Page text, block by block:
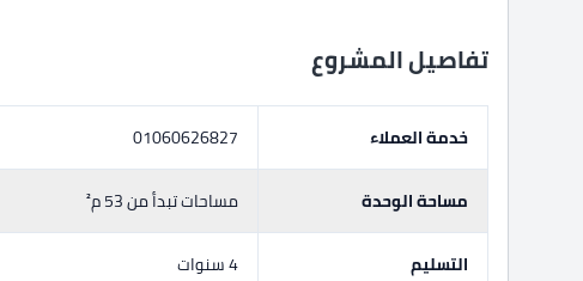
تفاصيل المشروع
خدمة العملاء 01060626827
مساحة الوحدة مساحات تبدأ من 53 م²
التسليم 4 سنوات